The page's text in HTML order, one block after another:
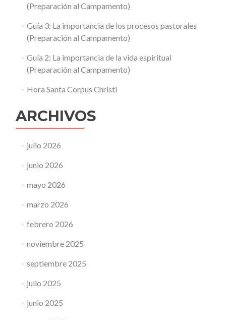
(Preparación al Campamento)
Guía 3: La importancia de los procesos pastorales
(Preparación al Campamento)
Guía 2: La importancia de la vida espiritual
(Preparación al Campamento)
Hora Santa Corpus Christi
ARCHIVOS
julio 2026
junio 2026
mayo 2026
marzo 2026
febrero 2026
noviembre 2025
septiembre 2025
julio 2025
junio 2025